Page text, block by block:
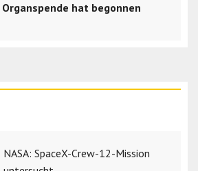
hat begonnen
NASA: SpaceX-Crew-12-Mission